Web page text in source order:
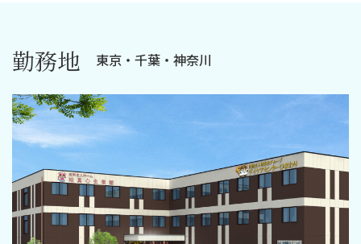
勤務地 東京・千葉・神奈川